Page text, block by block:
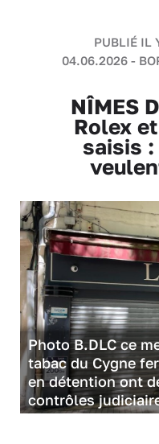
PUBLIÉ IL
04.06.2026 -
NÎMES
Rolex
saisis
Photo B.DLC ce
tabac du Cygne
en détention ont
contrôles